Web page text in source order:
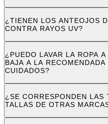
¿TIENEN LOS ANTEOJOS
CONTRA RAYOS UV?
¿PUEDO LAVAR LA ROPA
BAJA A LA
CUIDADOS?
¿SE CORRESPONDEN
TALLAS DE OTRAS